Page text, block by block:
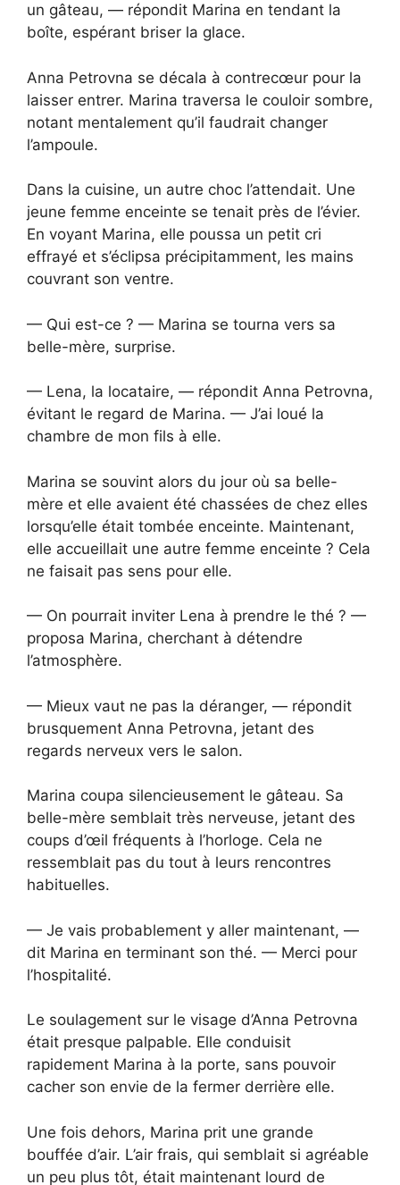
un gâteau, — répondit Marina en tendant la
boîte, espérant briser la glace.
Anna Petrovna se décala à contrecœur pour la
laisser entrer. Marina traversa le couloir sombre,
notant mentalement qu’il faudrait changer
l’ampoule.
Dans la cuisine, un autre choc l’attendait. Une
jeune femme enceinte se tenait près de l’évier.
En voyant Marina, elle poussa un petit cri
effrayé et s’éclipsa précipitamment, les mains
couvrant son ventre.
— Qui est-ce ? — Marina se tourna vers sa
belle-mère, surprise.
— Lena, la locataire, — répondit Anna Petrovna,
évitant le regard de Marina. — J’ai loué la
chambre de mon fils à elle.
Marina se souvint alors du jour où sa belle-
mère et elle avaient été chassées de chez elles
lorsqu’elle était tombée enceinte. Maintenant,
elle accueillait une autre femme enceinte ? Cela
ne faisait pas sens pour elle.
— On pourrait inviter Lena à prendre le thé ? —
proposa Marina, cherchant à détendre
l’atmosphère.
— Mieux vaut ne pas la déranger, — répondit
brusquement Anna Petrovna, jetant des
regards nerveux vers le salon.
Marina coupa silencieusement le gâteau. Sa
belle-mère semblait très nerveuse, jetant des
coups d’œil fréquents à l’horloge. Cela ne
ressemblait pas du tout à leurs rencontres
habituelles.
— Je vais probablement y aller maintenant, —
dit Marina en terminant son thé. — Merci pour
l’hospitalité.
Le soulagement sur le visage d’Anna Petrovna
était presque palpable. Elle conduisit
rapidement Marina à la porte, sans pouvoir
cacher son envie de la fermer derrière elle.
Une fois dehors, Marina prit une grande
bouffée d’air. L’air frais, qui semblait si agréable
un peu plus tôt, était maintenant lourd de